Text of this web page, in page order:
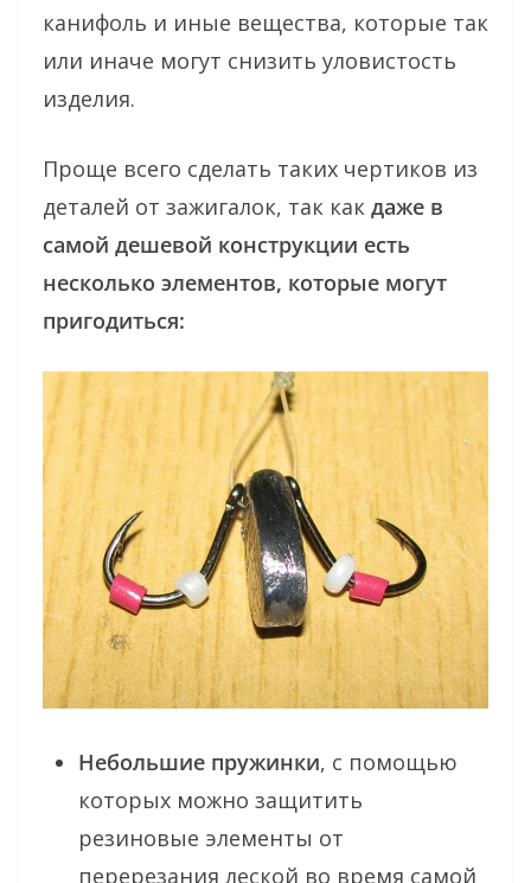
канифоль и иные вещества, которые так
или иначе могут снизить уловистость
изделия.
Проще всего сделать таких чертиков из
деталей от зажигалок, так как даже в
самой дешевой конструкции есть
несколько элементов, которые могут
пригодиться:
Небольшие пружинки, с помощью
которых можно защитить
резиновые элементы от
перерезания леской во время самой